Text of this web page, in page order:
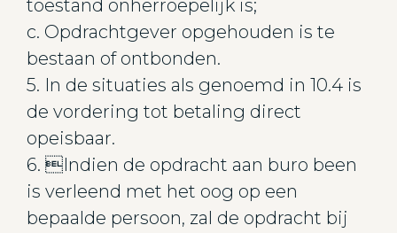
toestand onherroepelijk is;
c. Opdrachtgever opgehouden is te
bestaan of ontbonden.
5. In de situaties als genoemd in 10.4 is
de vordering tot betaling direct
opeisbaar.
6. Indien de opdracht aan buro been
is verleend met het oog op een
bepaalde persoon, zal de opdracht bij